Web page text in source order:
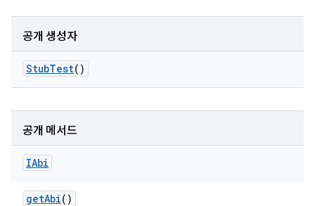
공개 생성자
StubTest()
공개 메서드
IAbi
getAbi()